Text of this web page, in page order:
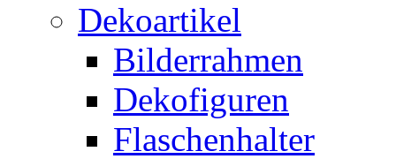
Dekoartikel
Bilderrahmen
Dekofiguren
Flaschenhalter